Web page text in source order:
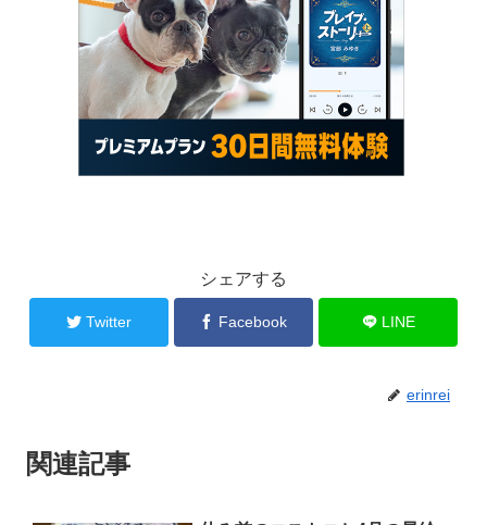
シェアする
Twitter Facebook LINE
erinrei
関連記事